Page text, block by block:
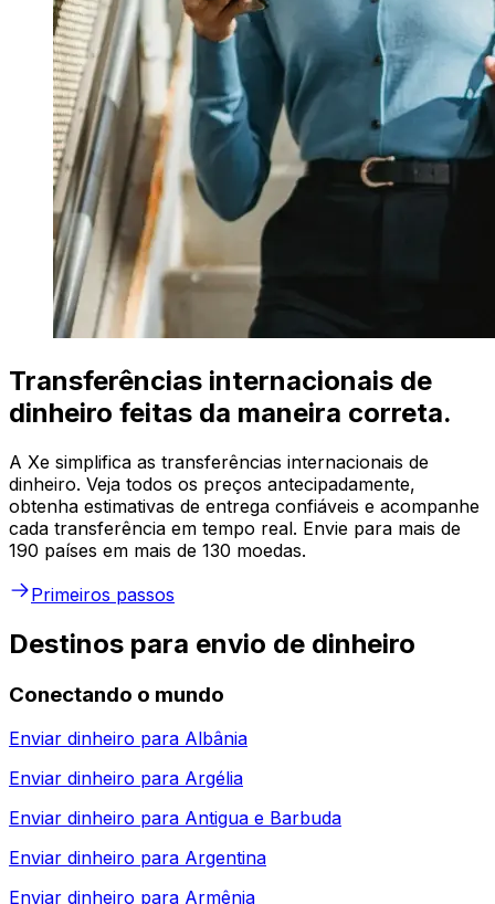
Transferências internacionais de
dinheiro feitas da maneira correta.
A Xe simplifica as transferências internacionais de
dinheiro. Veja todos os preços antecipadamente,
obtenha estimativas de entrega confiáveis e acompanhe
cada transferência em tempo real. Envie para mais de
190 países em mais de 130 moedas.
Primeiros passos
Destinos para envio de dinheiro
Conectando o mundo
Enviar dinheiro para Albânia
Enviar dinheiro para Argélia
Enviar dinheiro para Antigua e Barbuda
Enviar dinheiro para Argentina
Enviar dinheiro para Armênia